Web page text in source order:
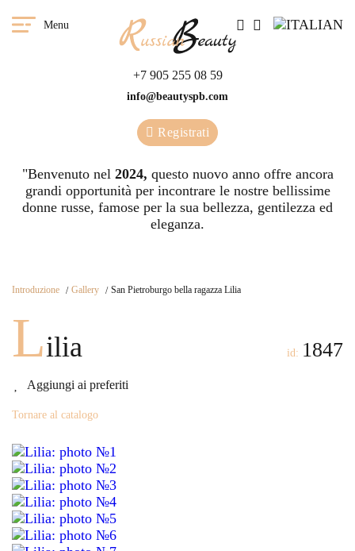
Menu
+7 905 255 08 59
info@beautyspb.com
Registrati
"Benvenuto nel 2024, questo nuovo anno offre ancora
grandi opportunità per incontrare le nostre bellissime
donne russe, famose per la sua bellezza, gentilezza ed
eleganza.
Introduzione Gallery San Pietroburgo bella ragazza Lilia
Lilia
Aggiungi ai preferiti
id: 1847
Tornare al catalogo